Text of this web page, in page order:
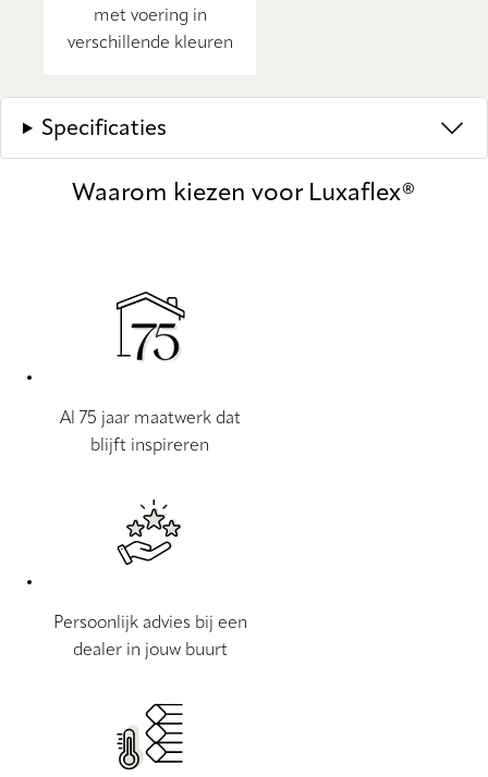
met voering in
verschillende kleuren
Specificaties
Waarom kiezen voor Luxaflex®
Al 75 jaar maatwerk dat
blijft inspireren
Persoonlijk advies bij een
dealer in jouw buurt